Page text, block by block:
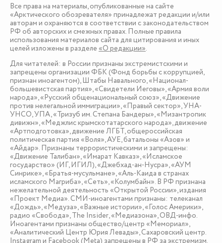
Все права на материалы, опубликованные на сайте
«Арктического обозревателя» принадлежат редакции и/или
авторам и охраняются в соответствии с законодательством
РФ об авторских и смежных правах. Полные правила
использования материалов сайта для цитирования и иных
целей изложены в разделе «О редакции».
Для читателей: в России признаны экстремистскими и
запрещены организации ФБК (Фонд борьбы с коррупцией,
признан иноагентом), Штабы Навального, «Национал-
большевистская партия», «Свидетели Иеговы», «Армия воли
народа», «Русский общенациональный союз», «Движение
против нелегальной иммиграции», «Правый сектор», УНА-
УНСО, УПА, «Тризуб им. Степана Бандеры», «Мизантропик
дивижн», «Меджлис крымскотатарского народа», движение
«Артподготовка», движение ЛГБТ, общероссийская
политическая партия «Воля», АУЕ, батальоны «Азов» и
«Айдар». Признаны террористическими и запрещены:
«Движение Талибан», «Имарат Кавказ», «Исламское
государство» (ИГ, ИГИЛ), «Джебхад-ан-Нусра», «АУМ
Синрике», «Братья-мусульмане», «Аль-Каида в странах
исламского Магриба», «Сеть», «Колумбайн». В РФ признана
нежелательной деятельность «Открытой России», издания
«Проект Медиа». СМИ-иноагентами признаны: телеканал
«Дождь», «Медуза», «Важные истории», «Голос Америки»,
радио «Свобода», The Insider, «Медиазона», ОВД-инфо.
Иноагентами признаны общество/центр «Мемориал»,
«Аналитический Центр Юрия Левады», Сахаровский центр.